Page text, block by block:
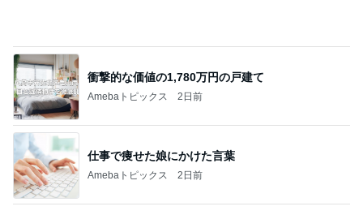
仕事で痩せた娘にかけた言葉
Amebaトピックス 2日前